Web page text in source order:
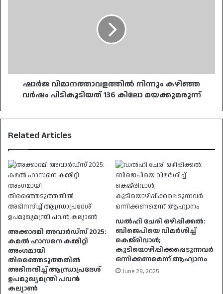
മയക്കുമരുന്ന്
ഷാര്‍ജ വിമാനത്താവളത്തില്‍ നിന്നും കഴിഞ്ഞ
വര്‍ഷം പിടികൂടിയത് 136 കിലോ മയക്കുമരുന്ന്
Related Articles
അക്കാദമി അവാർഡ്സ് 2025:
കമൽ ഹാസനെ കമ്മിറ്റി
അംഗമായി
തിരഞ്ഞെടുത്തതിൽ
അഭിനന്ദിച്ച് ആന്ധ്രാപ്രദേശ്
ഉപമുഖ്യമന്ത്രി പവൻ
കല്യാൺ
ഡൽഹി ചേരി ഒഴിപ്പിക്കൽ:
ബിജെപിയെ വിമർശിച്ച്
കെജ്‌രിവാൾ;
കുടിയൊഴിപ്പിക്കപ്പെടുന്നവർ
ഒന്നിക്കണമെന്ന് ആഹ്വാനം
June 29, 2025